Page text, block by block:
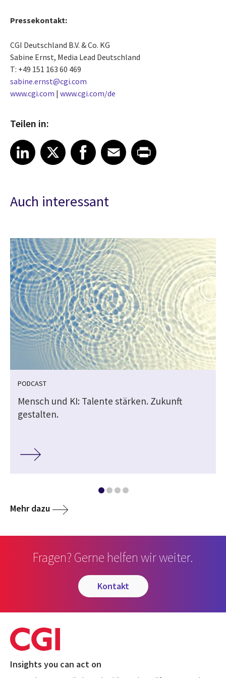
Pressekontakt:
CGI Deutschland B.V. & Co. KG
Sabine Ernst, Media Lead Deutschland
T: +49 151 163 60 469
sabine.ernst@cgi.com
www.cgi.com | www.cgi.com/de
Teilen in:
Share article on LinkedIn
LinkedIn
Share article on XShare article on Facebook
Facebook
Share article on Email
EmailShare article on Print
Auch interessant
PODCAST
Mensch und KI: Talente stärken. Zukunft
gestalten.
Mehr dazu
Fragen? Gerne helfen wir weiter.
kontakt
Insights you can act on